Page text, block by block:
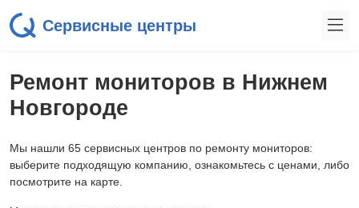
Сервисные центры
Ремонт мониторов в Нижнем
Новгороде
Мы нашли 65 сервисных центров по ремонту мониторов:
выберите подходящую компанию, ознакомьтесь с ценами, либо
посмотрите на карте.